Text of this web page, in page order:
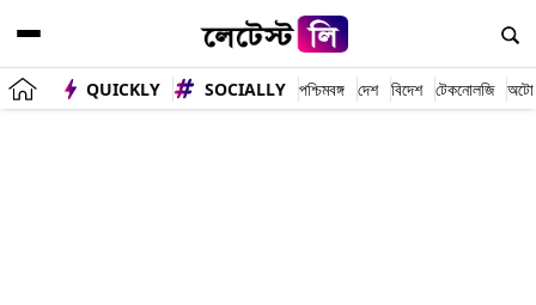
QUICKLY SOCIALLY পশ্চিমবঙ্গ দেশ বিদেশ টেকনোলজি অটো